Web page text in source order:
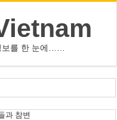
보를 한 눈에……
위상 제고에 크게 기여”
과 참변